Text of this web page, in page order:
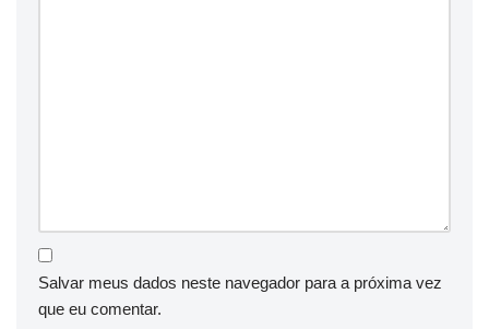
Salvar meus dados neste navegador para a próxima vez
que eu comentar.